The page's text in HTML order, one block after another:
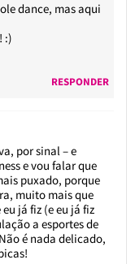
dance, mas aqui
:)
RESPONDER
por sinal – e
e vou falar que
puxado, porque
muito mais que
já fiz (e eu já fiz
a esportes de
é nada delicado,